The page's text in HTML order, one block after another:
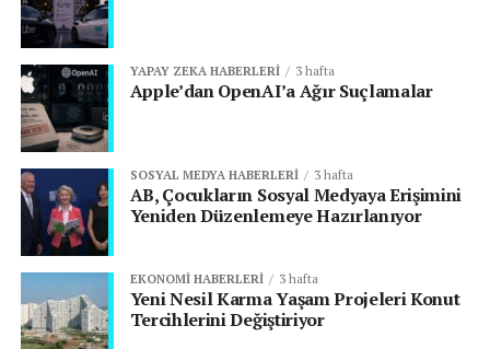
YAPAY ZEKA HABERLERI 3 hafta
Apple’dan OpenAI’a Ağır Suçlamalar
SOSYAL MEDYA HABERLERI 3 hafta
AB, Çocukların Sosyal Medyaya Erişimini
Yeniden Düzenlemeye Hazırlanıyor
EKONOMI HABERLERI 3 hafta
Yeni Nesil Karma Yaşam Projeleri Konut
Tercihlerini Değiştiriyor